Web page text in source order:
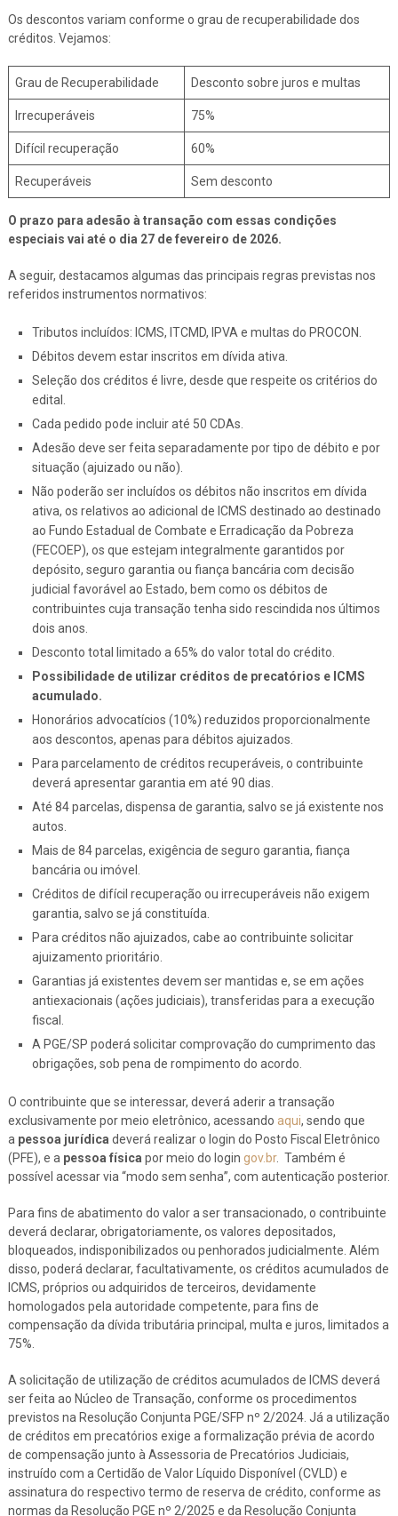
Os descontos variam conforme o grau de recuperabilidade dos
créditos. Vejamos:
Grau de Recuperabilidade Desconto sobre juros e multas
Irrecuperáveis 75%
Difícil recuperação 60%
Recuperáveis Sem desconto
O prazo para adesão à transação com essas condições
especiais vai até o dia 27 de fevereiro de 2026.
A seguir, destacamos algumas das principais regras previstas nos
referidos instrumentos normativos:
Tributos incluídos: ICMS, ITCMD, IPVA e multas do PROCON.
Débitos devem estar inscritos em dívida ativa.
Seleção dos créditos é livre, desde que respeite os critérios do
edital.
Cada pedido pode incluir até 50 CDAs.
Adesão deve ser feita separadamente por tipo de débito e por
situação (ajuizado ou não).
Não poderão ser incluídos os débitos não inscritos em dívida
ativa, os relativos ao adicional de ICMS destinado ao destinado
ao Fundo Estadual de Combate e Erradicação da Pobreza
(FECOEP), os que estejam integralmente garantidos por
depósito, seguro garantia ou fiança bancária com decisão
judicial favorável ao Estado, bem como os débitos de
contribuintes cuja transação tenha sido rescindida nos últimos
dois anos.
Desconto total limitado a 65% do valor total do crédito.
Possibilidade de utilizar créditos de precatórios e ICMS
acumulado.
Honorários advocatícios (10%) reduzidos proporcionalmente
aos descontos, apenas para débitos ajuizados.
Para parcelamento de créditos recuperáveis, o contribuinte
deverá apresentar garantia em até 90 dias.
Até 84 parcelas, dispensa de garantia, salvo se já existente nos
autos.
Mais de 84 parcelas, exigência de seguro garantia, fiança
bancária ou imóvel.
Créditos de difícil recuperação ou irrecuperáveis não exigem
garantia, salvo se já constituída.
Para créditos não ajuizados, cabe ao contribuinte solicitar
ajuizamento prioritário.
Garantias já existentes devem ser mantidas e, se em ações
antiexacionais (ações judiciais), transferidas para a execução
fiscal.
A PGE/SP poderá solicitar comprovação do cumprimento das
obrigações, sob pena de rompimento do acordo.
O contribuinte que se interessar, deverá aderir a transação
exclusivamente por meio eletrônico, acessando aqui, sendo que
a pessoa jurídica deverá realizar o login do Posto Fiscal Eletrônico
(PFE), e a pessoa física por meio do login gov.br. Também é
possível acessar via “modo sem senha”, com autenticação posterior.
Para fins de abatimento do valor a ser transacionado, o contribuinte
deverá declarar, obrigatoriamente, os valores depositados,
bloqueados, indisponibilizados ou penhorados judicialmente. Além
disso, poderá declarar, facultativamente, os créditos acumulados de
ICMS, próprios ou adquiridos de terceiros, devidamente
homologados pela autoridade competente, para fins de
compensação da dívida tributária principal, multa e juros, limitados a
75%.
A solicitação de utilização de créditos acumulados de ICMS deverá
ser feita ao Núcleo de Transação, conforme os procedimentos
previstos na Resolução Conjunta PGE/SFP nº 2/2024. Já a utilização
de créditos em precatórios exige a formalização prévia de acordo
de compensação junto à Assessoria de Precatórios Judiciais,
instruído com a Certidão de Valor Líquido Disponível (CVLD) e
assinatura do respectivo termo de reserva de crédito, conforme as
normas da Resolução PGE nº 2/2025 e da Resolução Conjunta